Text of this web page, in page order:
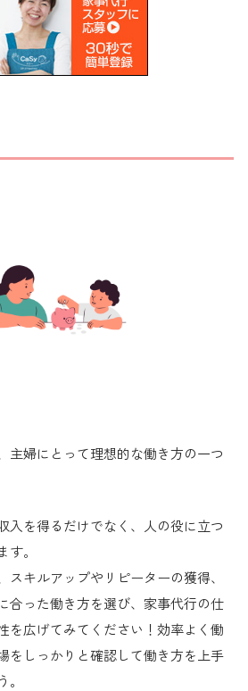
主婦にとって理想的な働き方の一つ
入を得るだけでなく、人の役に立つ
。
キルアップやリピーターの獲得、
合った働き方を選び、家事代行の仕
を広げてみてください！効率よく働
をしっかりと確認して働き方を上手